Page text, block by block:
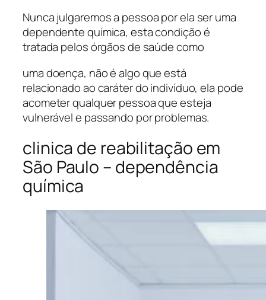
Nunca julgaremos a pessoa por ela ser uma
dependente química, esta condição é
tratada pelos órgãos de saúde como
uma doença, não é algo que está
relacionado ao caráter do indivíduo, ela pode
acometer qualquer pessoa que esteja
vulnerável e passando por problemas.
clinica de reabilitação em
São Paulo – dependência
química